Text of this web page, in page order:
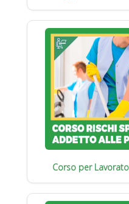
Corso per